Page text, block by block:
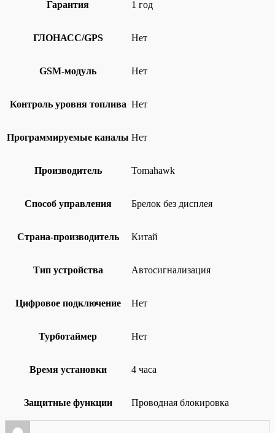
Гарантия 1 год
ГЛОНАСС/GPS Нет
GSM-модуль Нет
Контроль уровня топлива Нет
Программируемые каналы Нет
Производитель Tomahawk
Способ управления Брелок без дисплея
Страна-производитель Китай
Тип устройства Автосигнализация
Цифровое подключение Нет
Турботаймер Нет
Время установки 4 часа
Защитные функции Проводная блокировка